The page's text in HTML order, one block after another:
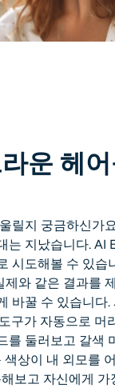
운 헤
릴지 궁금하신가
지났습니다. AI
시도해볼 수 있습
와 같은 결과를
바꿀 수 있습니다.
구가 자동으로 머
를 둘러보고 갈색
상이 내 외모를
보고 자신에게 가